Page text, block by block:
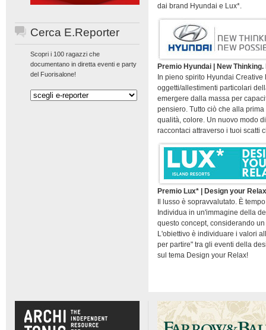
Cerca E.Reporter
Scopri i 100 ragazzi che
documentano in diretta eventi e party
del Fuorisalone!
dai brand Hyundai e Lux*.
Premio Hyundai | New
In pieno spirito Hyundai
oggetti/allestimenti particolari
emergere dalla massa per
pensiero. Tutto ciò che alla
qualità, colore. Un nuovo modo
raccontaci attraverso i tuoi scatti
Premio Lux* | Design your Relax
Il lusso è sopravvalutato. È
Individua in un'immagine della
questo concept, considerando
L'obiettivo è individuare i valori
per partire" tra gli eventi della
sul tema Design your Relax!